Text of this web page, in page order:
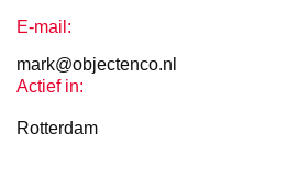
E-mail:
mark@objectenco.nl
Actief in:
Rotterdam